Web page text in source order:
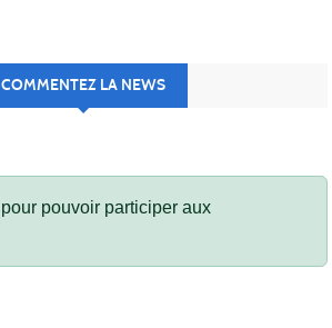
COMMENTEZ LA NEWS
pour pouvoir participer aux